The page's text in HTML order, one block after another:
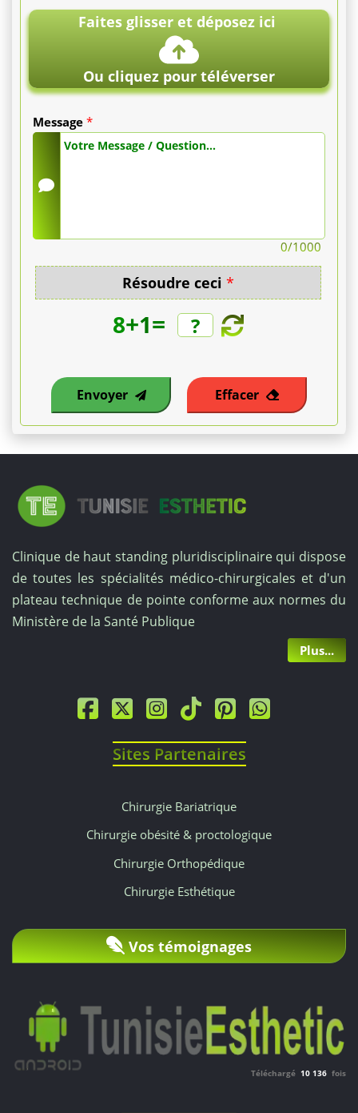
du
patient,
bilan
L'intervention
qu'il
s'agisse
d'une
laminectomie
ou
même
que
l'hospitalisation
chambre
Faites glisser et déposez ici
Ou cliquez pour téléverser
Message *
0/1000
Résoudre ceci *
8+1=
Envoyer Effacer
Clinique de haut standing pluridisciplinaire qui dispose
de toutes les spécialités médico-chirurgicales et d'un
plateau technique de pointe conforme aux normes du
Ministère de la Santé Publique
Plus...
Sites Partenaires
Chirurgie Bariatrique
Chirurgie obésité & proctologique
Chirurgie Orthopédique
Chirurgie Esthétique
Vos témoignages
Téléchargé 10 136 fois